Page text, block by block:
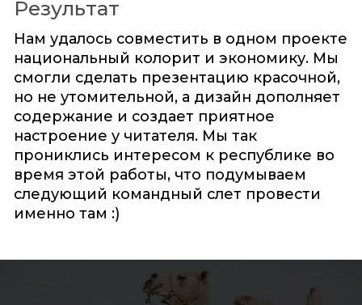
Результат
Нам удалось совместить в одном проекте
национальный колорит и экономику. Мы
смогли сделать презентацию красочной,
но не утомительной, а дизайн дополняет
содержание и создает приятное
настроение у читателя. Мы так
прониклись интересом к республике во
время этой работы, что подумываем
следующий командный слет провести
именно там :)